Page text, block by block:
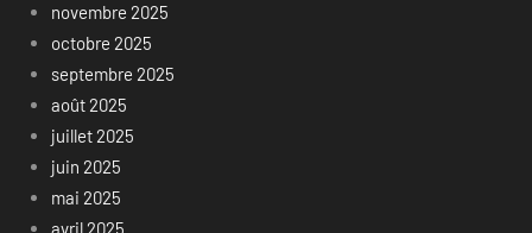
novembre 2025
octobre 2025
septembre 2025
août 2025
juillet 2025
juin 2025
mai 2025
avril 2025